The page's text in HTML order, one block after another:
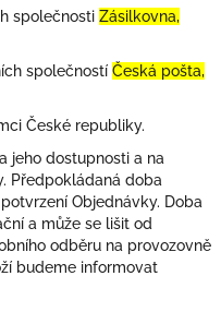
společnosti Zásilkovna,
společností Česká pošta,
České republiky.
jeho dostupnosti a na
Předpokládaná doba
Objednávky. Doba
a může se lišit od
odběru na provozovně
budeme informovat